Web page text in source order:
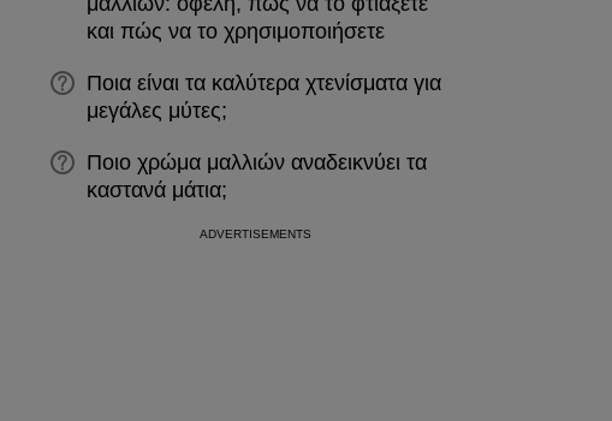
και πώς να το χρησιμοποιήσετε
Ποια είναι τα καλύτερα χτενίσματα για
μεγάλες μύτες;
Ποιο χρώμα μαλλιών αναδεικνύει τα
καστανά μάτια;